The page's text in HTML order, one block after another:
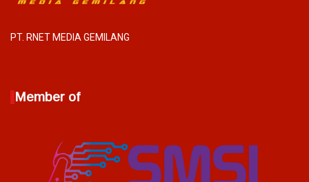
PT. RNET MEDIA GEMILANG
Member of